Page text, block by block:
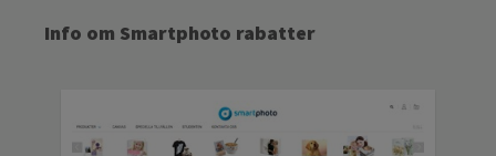
Info om Smartphoto rabatter